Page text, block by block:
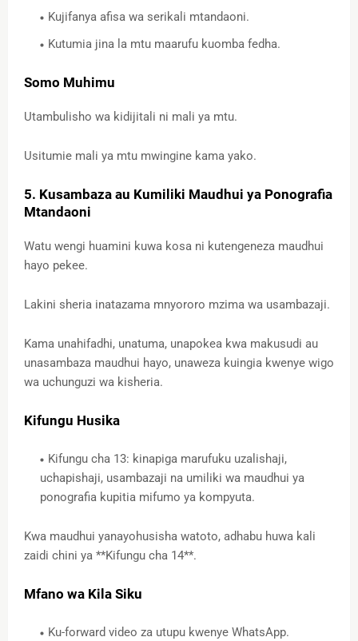
Kujifanya afisa wa serikali mtandaoni.
Kutumia jina la mtu maarufu kuomba fedha.
Somo Muhimu
Utambulisho wa kidijitali ni mali ya mtu.
Usitumie mali ya mtu mwingine kama yako.
5. Kusambaza au Kumiliki Maudhui ya Ponografia
Mtandaoni
Watu wengi huamini kuwa kosa ni kutengeneza maudhui
hayo pekee.
Lakini sheria inatazama mnyororo mzima wa usambazaji.
Kama unahifadhi, unatuma, unapokea kwa makusudi au
unasambaza maudhui hayo, unaweza kuingia kwenye wigo
wa uchunguzi wa kisheria.
Kifungu Husika
Kifungu cha 13: kinapiga marufuku uzalishaji,
uchapishaji, usambazaji na umiliki wa maudhui ya
ponografia kupitia mifumo ya kompyuta.
Kwa maudhui yanayohusisha watoto, adhabu huwa kali
zaidi chini ya **Kifungu cha 14**.
Mfano wa Kila Siku
Ku-forward video za utupu kwenye WhatsApp.